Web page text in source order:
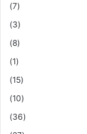
(7)
(3)
(8)
(1)
(15)
(10)
(36)